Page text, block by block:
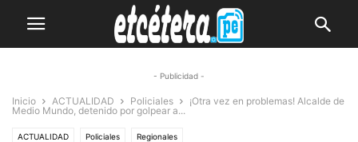
- Publicidad -
Inicio ACTUALIDAD Policiales
¡Otra vez en problemas! Alcalde de
Medio Mundo, detenido por golpear a...
ACTUALIDAD Policiales Regionales